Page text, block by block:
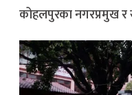
कोहलपुरका नगरप्रमुख